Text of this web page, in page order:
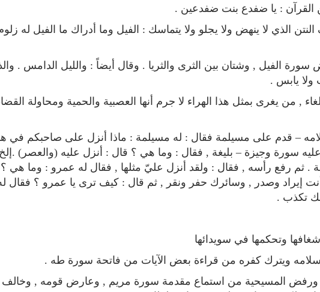
القرآن : يا ضفدع بنت ضفدعين .
الذي لا ينهض ولا يجلو ولا يتماسك : الفيل وما أدراك ما الفيل له
الفيل , وشتان بين الثرى والثريا . وقال أيضاً : والليل الدامس .
يابس .
, من يغرى بمثل هذا الهراء لا جرم أنها العصبية والحمية ومحاولة
– قدم على مسيلمة فقال : له مسيلمة : ماذا أنزل على صاحبكم في
سورة وجيزة – بليغة , فقال : وما هي ؟ قال : أنزل عليه (والعصر) .إلخ
. ثم رفع رأسه , فقال : ولقد أنزل عليّ مثلها , فقال له عمرو : وما هي ؟
أنت إيراد وصدر , وسائرك حفر ونقر , ثم قال : كيف ترى يا عمرو ؟ فقال
تكذب .
وتحكمها في سويدائها
ويترك كفره من قراءة بعض الآيات من فاتحة سورة طه .
ورفض المسيحية من استماع مقدمة سورة مريم , وعارض قومه , وخالف
حوى للقران راديو الشيخ خالد القحطاني للقران
الكريم
اذاعة القران الكريم
مباشر